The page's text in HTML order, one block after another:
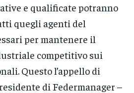
e qualificate potranno
quegli agenti del
per mantenere il
competitivo sui
Questo l’appello di
di Federmanager –